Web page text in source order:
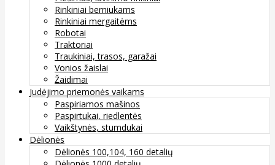
Rinkiniai berniukams
Rinkiniai mergaitėms
Robotai
Traktoriai
Traukiniai, trasos, garažai
Vonios žaislai
Žaidimai
Judėjimo priemonės vaikams
Paspiriamos mašinos
Paspirtukai, riedlentės
Vaikštynės, stumdukai
Dėlionės
Dėlionės 100,104, 160 detalių